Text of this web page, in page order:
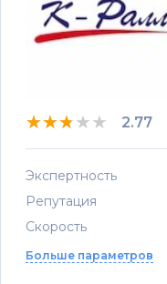
★★★★★
★★★★★
★★★★★ 2.77
Экспертность
Репутация
Скорость
Больше параметров